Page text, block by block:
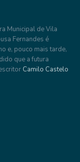
Municipal de Vila
Fernandes é
e, pouco mais tarde,
que a futura
Camilo Castelo